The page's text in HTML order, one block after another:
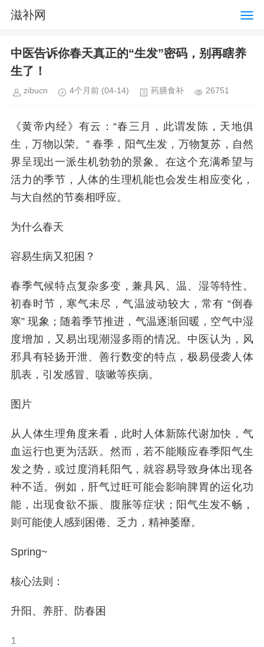
滋补网
中医告诉你春天真正的“生发”密码，别再瞎养
生了！
zibucn 4个月前 (04-14) 药膳食补 26751
《黄帝内经》有云：“春三月，此谓发陈，天地俱
生，万物以荣。” 春季，阳气生发，万物复苏，自然
界呈现出一派生机勃勃的景象。在这个充满希望与
活力的季节，人体的生理机能也会发生相应变化，
与大自然的节奏相呼应。
为什么春天
容易生病又犯困？
春季气候特点复杂多变，兼具风、温、湿等特性。
初春时节，寒气未尽，气温波动较大，常有 “倒春
寒” 现象；随着季节推进，气温逐渐回暖，空气中湿
度增加，又易出现潮湿多雨的情况。中医认为，风
邪具有轻扬开泄、善行数变的特点，极易侵袭人体
肌表，引发感冒、咳嗽等疾病。
图片
从人体生理角度来看，此时人体新陈代谢加快，气
血运行也更为活跃。然而，若不能顺应春季阳气生
发之势，或过度消耗阳气，就容易导致身体出现各
种不适。例如，肝气过旺可能会影响脾胃的运化功
能，出现食欲不振、腹胀等症状；阳气生发不畅，
则可能使人感到困倦、乏力，精神萎靡。
Spring~
核心法则：
升阳、养肝、防春困
1